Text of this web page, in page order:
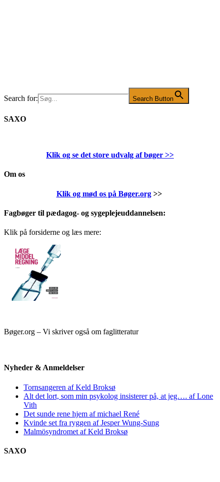
Search for: Search Button
SAXO
Klik og se det store udvalg af bøger >>
Om os
Klik og mød os på Bøger.org>>
Fagbøger til pædagog- og sygeplejeuddannelsen:
Klik på forsiderne og læs mere:
Bøger.org – Vi skriver også om faglitteratur
Nyheder & Anmeldelser
Tornsangeren af Keld Broksø
Alt det lort, som min psykolog insisterer på, at jeg…. af Lone
Vith
Det sunde rene hjem af michael René
Kvinde set fra ryggen af Jesper Wung-Sung
Malmösyndromet af Keld Broksø
SAXO